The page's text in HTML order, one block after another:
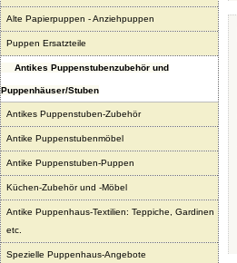
Alte Papierpuppen - Anziehpuppen
Puppen Ersatzteile
Antikes Puppenstubenzubehör und
Puppenhäuser/Stuben
Antikes Puppenstuben-Zubehör
Antike Puppenstubenmöbel
Antike Puppenstuben-Puppen
Küchen-Zubehör und -Möbel
Antike Puppenhaus-Textilien: Teppiche, Gardinen
etc.
Spezielle Puppenhaus-Angebote